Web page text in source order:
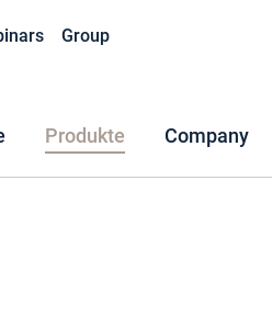
Group
Produkte Company